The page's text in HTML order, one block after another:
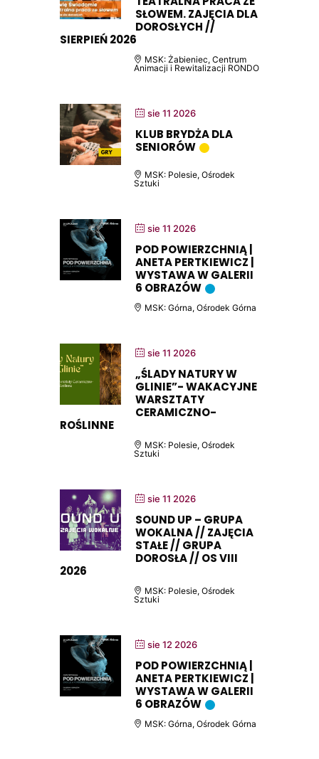
SŁOWEM. ZAJĘCIA DLA
DOROSŁYCH //
SIERPIEŃ 2026
MSK: Żabieniec, Centrum
Animacji i Rewitalizacji RONDO
sie 11 2026
KLUB BRYDŻA DLA
SENIORÓW
MSK: Polesie, Ośrodek
Sztuki
sie 11 2026
POD POWIERZCHNIĄ |
ANETA PERTKIEWICZ |
WYSTAWA W GALERII
6 OBRAZÓW
MSK: Górna, Ośrodek Górna
sie 11 2026
„ŚLADY NATURY W
GLINIE”- WAKACYJNE
WARSZTATY
CERAMICZNO-
ROŚLINNE
MSK: Polesie, Ośrodek
Sztuki
sie 11 2026
SOUND UP – GRUPA
WOKALNA // ZAJĘCIA
STAŁE // GRUPA
DOROSŁA // OS VIII
2026
MSK: Polesie, Ośrodek
Sztuki
sie 12 2026
POD POWIERZCHNIĄ |
ANETA PERTKIEWICZ |
WYSTAWA W GALERII
6 OBRAZÓW
MSK: Górna, Ośrodek Górna